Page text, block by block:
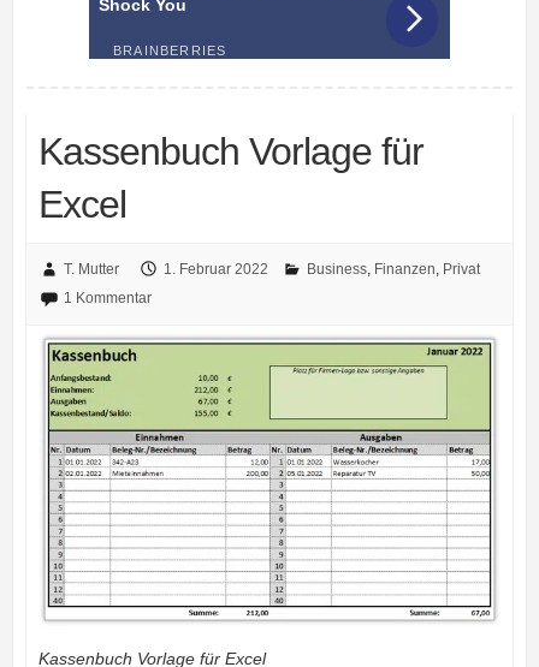
Kassenbuch Vorlage für
Excel
T. Mutter 1. Februar 2022 Business, Finanzen, Privat
1 Kommentar
Kassenbuch Vorlage für Excel